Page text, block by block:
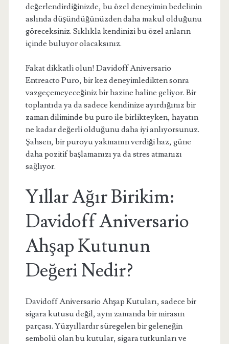
değerlendirdiğinizde, bu özel deneyimin bedelinin
aslında düşündüğünüzden daha makul olduğunu
göreceksiniz. Sıklıkla kendinizi bu özel anların
içinde buluyor olacaksınız.
Fakat dikkatli olun! Davidoff Aniversario
Entreacto Puro, bir kez deneyimledikten sonra
vazgeçemeyeceğiniz bir hazine haline geliyor. Bir
toplantıda ya da sadece kendinize ayırdığınız bir
zaman diliminde bu puro ile birlikteyken, hayatın
ne kadar değerli olduğunu daha iyi anlıyorsunuz.
Şahsen, bir puroyu yakmanın verdiği haz, güne
daha pozitif başlamanızı ya da stres atmanızı
sağlıyor.
Yıllar Ağır Birikim:
Davidoff Aniversario
Ahşap Kutunun
Değeri Nedir?
Davidoff Aniversario Ahşap Kutuları, sadece bir
sigara kutusu değil, aynı zamanda bir mirasın
parçası. Yüzyıllardır süregelen bir geleneğin
sembolü olan bu kutular, sigara tutkunları ve